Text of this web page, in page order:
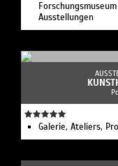
Ausstellungen
Galerie, Ateliers,